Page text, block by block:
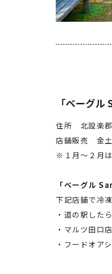
「ベーグル
住所 北設楽郡
店舗販売 金
※１月～２月
「ベーグル
下記店舗で冷
・道の駅したら
・マルツ田口
・フードオア